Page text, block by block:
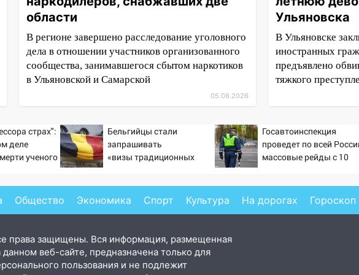
области
В регионе завершено расследование уголовного
дела в отношении участников организованного
сообщества, занимавшегося сбытом наркотиков
в Ульяновской и Самарской
05.08.2026
Ульяновска
В Ульяновске
иностранных
предъявлено
тяжкого
страх":
деле
ученого
Бельгийцы стали
запрашивать
«визы традиционных
Госавтоинспекция
проведет по всей
массовые рейды с 10
Общество Экономика Спорт Культура На дорогах Гороскоп
права защищены. Вся информация, размещенная
данном веб-сайте, предназначена только для
пользования и не подлежит